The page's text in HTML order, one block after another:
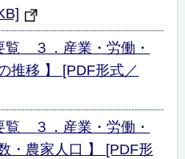
覧 ３．産業・労働・
推移 】 [PDF形式／
覧 ３．産業・労働・
・農家人口 】 [PDF形